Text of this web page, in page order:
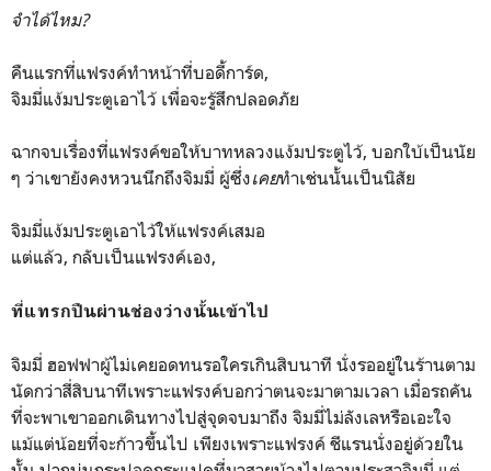
จำได้ไหม?
คืนแรกที่แฟรงค์ทำหน้าที่บอดี้การ์ด,
จิมมี่แง้มประตูเอาไว้ เพื่อจะรู้สึกปลอดภัย
ฉากจบเรื่องที่แฟรงค์ขอให้บาทหลวงแง้มประตูไว้, บอกใบ้เป็นนัย
ๆ ว่าเขายังคงหวนนึกถึงจิมมี่ ผู้ซึ่งเคยทำเช่นนั้นเป็นนิสัย
จิมมี่แง้มประตูเอาไว้ให้แฟรงค์เสมอ
แต่แล้ว, กลับเป็นแฟรงค์เอง,
ที่แทรกปืนผ่านช่องว่างนั้นเข้าไป
จิมมี่ ฮอฟฟาผู้ไม่เคยอดทนรอใครเกินสิบนาที นั่งรออยู่ในร้านตาม
นัดกว่าสี่สิบนาทีเพราะแฟรงค์บอกว่าตนจะมาตามเวลา เมื่อรถคัน
ที่จะพาเขาออกเดินทางไปสู่จุดจบมาถึง จิมมี่ไม่ลังเลหรือเอะใจ
แม้แต่น้อยที่จะก้าวขึ้นไป เพียงเพราะแฟรงค์ ชีแรนนั่งอยู่ด้วยใน